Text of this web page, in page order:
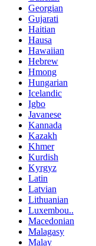
Georgian
Gujarati
Haitian
Hausa
Hawaiian
Hebrew
Hmong
Hungarian
Icelandic
Igbo
Javanese
Kannada
Kazakh
Khmer
Kurdish
Kyrgyz
Latin
Latvian
Lithuanian
Luxembou..
Macedonian
Malagasy
Malay